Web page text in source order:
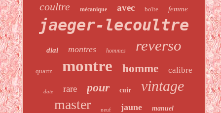
coultre mécanique avec boîte femme
jaeger-lecoultre
dial montres hommes reverso
quartz montre homme calibre
date rare pour cuir vintage
master neuf jaune manuel